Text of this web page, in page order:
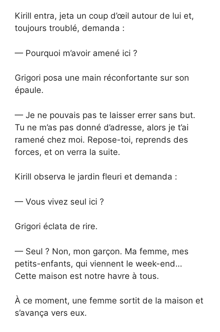
Kirill entra, jeta un coup d’œil autour de lui et,
toujours troublé, demanda :
— Pourquoi m’avoir amené ici ?
Grigori posa une main réconfortante sur son
épaule.
— Je ne pouvais pas te laisser errer sans but.
Tu ne m’as pas donné d’adresse, alors je t’ai
ramené chez moi. Repose-toi, reprends des
forces, et on verra la suite.
Kirill observa le jardin fleuri et demanda :
— Vous vivez seul ici ?
Grigori éclata de rire.
— Seul ? Non, mon garçon. Ma femme, mes
petits-enfants, qui viennent le week-end…
Cette maison est notre havre à tous.
À ce moment, une femme sortit de la maison et
s’avança vers eux.